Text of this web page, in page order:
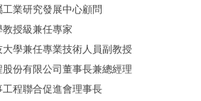
業研究發展中心顧問
授級兼任專家
學兼任專業技術人員副教授
份有限公司董事長兼總經理
程聯合促進會理事長